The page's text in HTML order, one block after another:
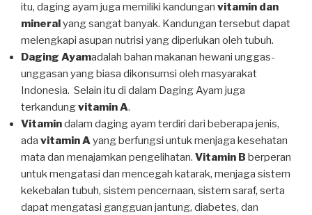
itu, daging ayam juga memiliki kandungan vitamin dan
mineralyang sangat banyak. Kandungan tersebut dapat
melengkapi asupan nutrisi yang diperlukan oleh tubuh.
Daging Ayamadalah bahan makanan hewani unggas-
unggasan yang biasa dikonsumsi oleh masyarakat
Indonesia. Selain itu di dalam Daging Ayam juga
terkandungvitamin A.
Vitamindalam daging ayam terdiri dari beberapa jenis,
ada vitamin Ayang berfungsi untuk menjaga kesehatan
mata dan menajamkan pengelihatan. Vitamin B berperan
untuk mengatasi dan mencegah katarak, menjaga sistem
kekebalan tubuh, sistem pencernaan, sistem saraf, serta
dapat mengatasi gangguan jantung, diabetes, dan